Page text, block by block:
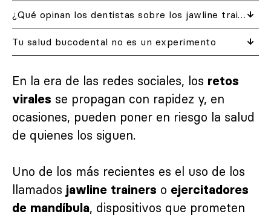
¿Qué opinan los dentistas sobre los jawline trainers?
Tu salud bucodental no es un experimento
En la era de las redes sociales, los retos
virales se propagan con rapidez y, en
ocasiones, pueden poner en riesgo la salud
de quienes los siguen.
Uno de los más recientes es el uso de los
llamados jawline trainers o ejercitadores
de mandíbula, dispositivos que prometen